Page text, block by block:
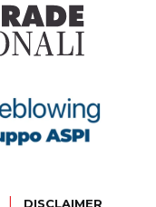
DISCLAIMER